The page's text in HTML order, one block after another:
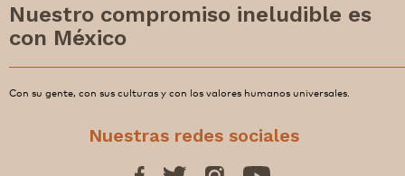
Nuestro compromiso ineludible es
con México
Con su gente, con sus culturas y con los valores humanos universales.
Nuestras redes sociales